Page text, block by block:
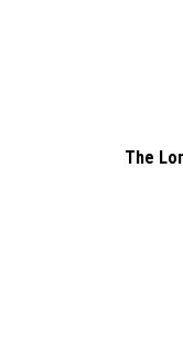
The